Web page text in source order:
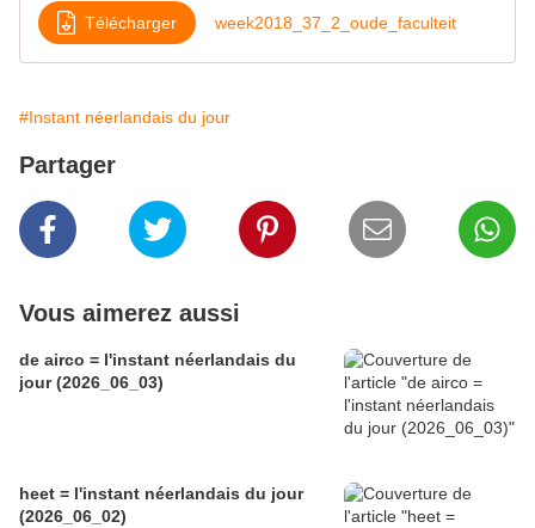
Télécharger week2018_37_2_oude_faculteit
#Instant néerlandais du jour
Partager
Vous aimerez aussi
de airco = l'instant néerlandais du
jour (2026_06_03)
heet = l'instant néerlandais du jour
(2026_06_02)